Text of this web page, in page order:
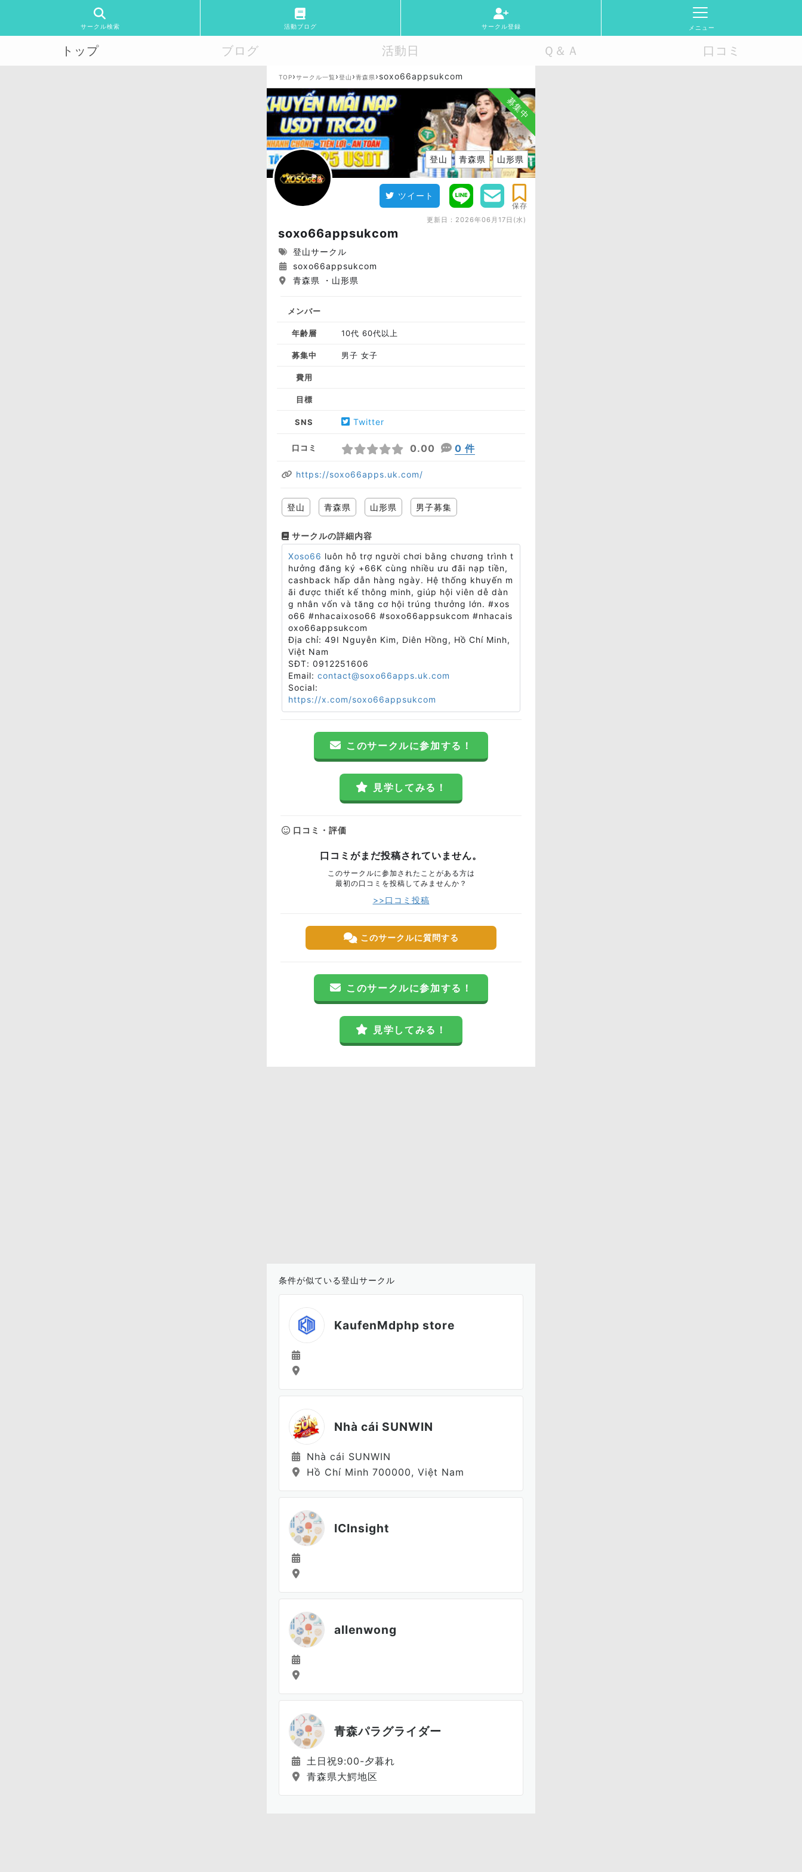
サークル検索 活動ブログ サークル登録 メニュー
トップ ブログ 活動日 Ｑ＆Ａ 口コミ
TOP›サークル一覧 ›登山 ›青森県›soxo66appsukcom
募集中
登山 青森県 山形県
ツイート
保存
更新日： 2026年06月17日(水)
soxo66appsukcom
登山サークル
soxo66appsukcom
青森県 ・山形県
メンバー
年齢層 10代 60代以上
募集中 男子 女子
費用
目標
SNS Twitter
口コミ 0.00 0 件
https://soxo66apps.uk.com/
登山 青森県 山形県 男子募集
サークルの詳細内容
Xoso66 luôn hỗ trợ người chơi bằng chương trình t
hưởng đăng ký +66K cùng nhiều ưu đãi nạp tiền,
cashback hấp dẫn hàng ngày. Hệ thống khuyến m
ãi được thiết kế thông minh, giúp hội viên dễ dàn
g nhân vốn và tăng cơ hội trúng thưởng lớn. #xos
o66 #nhacaixoso66 #soxo66appsukcom #nhacais
oxo66appsukcom
Địa chỉ: 49I Nguyễn Kim, Diên Hồng, Hồ Chí Minh,
Việt Nam
SĐT: 0912251606
Email: contact@soxo66apps.uk.com
Social:
https://x.com/soxo66appsukcom
このサークルに参加する！
見学してみる！
口コミ・評価
口コミがまだ投稿されていません。
このサークルに参加されたことがある方は
最初の口コミを投稿してみませんか？
>>口コミ投稿
このサークルに質問する
このサークルに参加する！
見学してみる！
条件が似ている登山サークル
KaufenMdphp store
Nhà cái SUNWIN
Nhà cái SUNWIN
Hồ Chí Minh 700000, Việt Nam
ICInsight
allenwong
青森パラグライダー
土日祝9:00-夕暮れ
青森県大鰐地区